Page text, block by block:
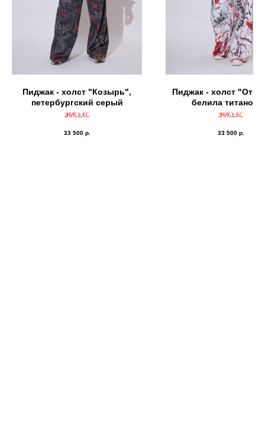
Пиджак - холст "Козырь",
петербургский серый
УНИСЕКС
33 500 р.
Пиджак - холст
белила
УНИСЕКС
33 500 р.